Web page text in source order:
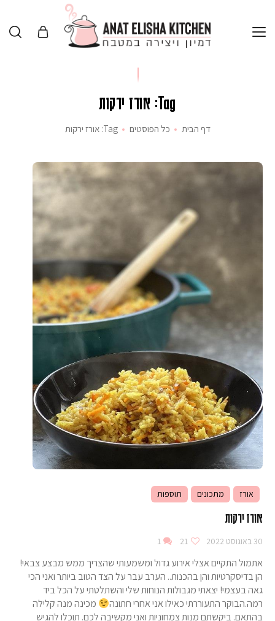
Tag: אורז ירקות
דף הבית כל הפוסטים Tag: אורז ירקות
אורז מתכונים תוספות
אורז ירקות
30 באוגוסט 2022 21
1
אתמול התקיים אצלי אירוע גדול ומשמעותי שהצריך ממש מבצע צבאי!
הן בדיסקרטיות והן בהכנות.. הערב עבר על הצד הטוב ביותר ואני הכי
גאה בעצמי! יצאתי מגבולות הנוחות שלי והשתלטתי על הכל ביד
רמה.הבוקר התעוררתי כאילו אני אחרי חתונה
מכינה מנה קלילה
בהתאם. ביקשתם מנות צמחוניות ואני מקשיבה לכם. תוכלו להגיש